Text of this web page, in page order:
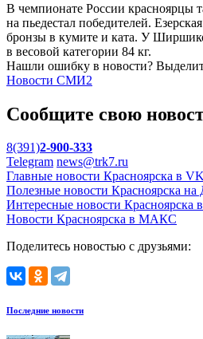
В чемпионате России красноярцы
на пьедестал победителей.
бронзы в кумите и ката. У
в весовой категории 84 кг.
Нашли ошибку в новости?
Новости СМИ2
Сообщите свою
8(391)2-900-333
Telegram news@trk7.ru
Главные новости Красноярска в
Полезные новости Красноярска на
Интересные новости Красноярска
Новости Красноярска в МАКС
Поделитесь новостью с друзьями:
Последние новости